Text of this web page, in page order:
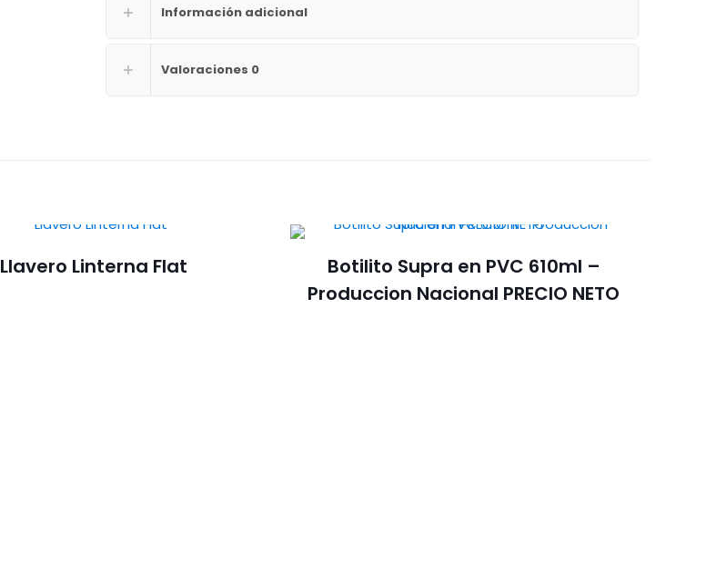
Información adicional
Valoraciones 0
Llavero Linterna Flat
Botilito Supra en PVC 610ml –
Produccion Nacional PRECIO NETO